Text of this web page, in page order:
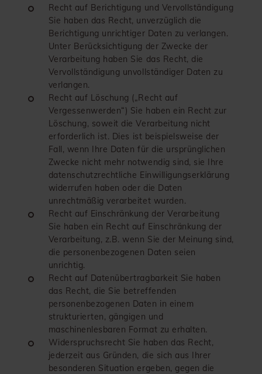
Recht auf Berichtigung und Vervollständigung
Sie haben das Recht, unverzüglich die
Berichtigung unrichtiger Daten zu verlangen.
Unter Berücksichtigung der Zwecke der
Verarbeitung haben Sie das Recht, die
Vervollständigung unvollständiger Daten zu
verlangen.
Recht auf Löschung („Recht auf
Vergessenwerden“) Sie haben ein Recht zur
Löschung, soweit die Verarbeitung nicht
erforderlich ist. Dies ist beispielsweise der
Fall, wenn Ihre Daten für die ursprünglichen
Zwecke nicht mehr notwendig sind, sie Ihre
datenschutzrechtliche Einwilligungserklärung
widerrufen haben oder die Daten
unrechtmäßig verarbeitet wurden.
Recht auf Einschränkung der Verarbeitung
Sie haben ein Recht auf Einschränkung der
Verarbeitung, z.B. wenn Sie der Meinung sind,
die personenbezogenen Daten seien
unrichtig.
Recht auf Datenübertragbarkeit Sie haben
das Recht, die Sie betreffenden
personenbezogenen Daten in einem
strukturierten, gängigen und
maschinenlesbaren Format zu erhalten.
Widerspruchsrecht Sie haben das Recht,
jederzeit aus Gründen, die sich aus Ihrer
besonderen Situation ergeben, gegen die